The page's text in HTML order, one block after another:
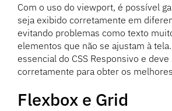
Com o uso do viewport, é possível
seja exibido corretamente em
evitando problemas como texto
elementos que não se ajustam à
essencial do CSS Responsivo e
corretamente para obter os
Flexbox e Grid